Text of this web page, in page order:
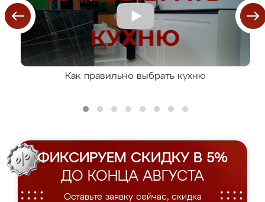
Как правильно выбрать кухню
ФИКСИРУЕМ СКИДКУ В 5%
ДО КОНЦА АВГУСТА
Оставьте заявку сейчас, скидка